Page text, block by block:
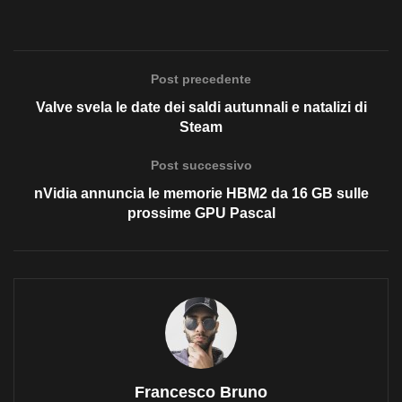
Post precedente
Valve svela le date dei saldi autunnali e natalizi di
Steam
Post successivo
nVidia annuncia le memorie HBM2 da 16 GB sulle
prossime GPU Pascal
Francesco Bruno